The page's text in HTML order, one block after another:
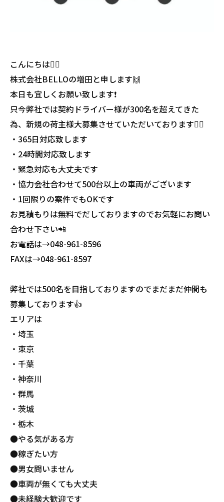
こんにちは🙇‍♂️
株式会社BELLOの増田と申します🙌
本日も宜しくお願い致します❗️
只今弊社では契約ドライバー様が300名を超えてきた
為、新規の荷主様大募集させていただいております🙇‍♂️
・365日対応致します
・24時間対応致します
・緊急対応も大丈夫です
・協力会社合わせて500台以上の車両がございます
・1回限りの案件でもOKです
お見積もりは無料でだしておりますのでお気軽にお問い
合わせ下さい📲
お電話は→048-961-8596
FAXは→048-961-8597
弊社では500名を目指しておりますのでまだまだ仲間も
募集しております👍
エリアは
・埼玉
・東京
・千葉
・神奈川
・群馬
・茨城
・栃木
●やる気がある方
●稼ぎたい方
●男女問いません
●車両が無くても大丈夫
●未経験大歓迎です